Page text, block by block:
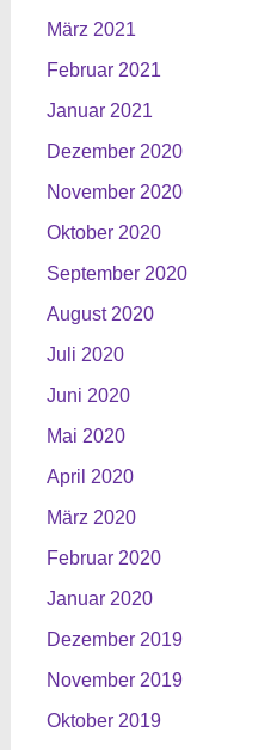
März 2021
Februar 2021
Januar 2021
Dezember 2020
November 2020
Oktober 2020
September 2020
August 2020
Juli 2020
Juni 2020
Mai 2020
April 2020
März 2020
Februar 2020
Januar 2020
Dezember 2019
November 2019
Oktober 2019